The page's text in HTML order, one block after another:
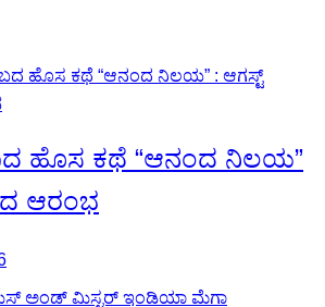
ಹೊಸ ಕಥೆ “ಆನಂದ ನಿಲಯ”
ಆರಂಭ